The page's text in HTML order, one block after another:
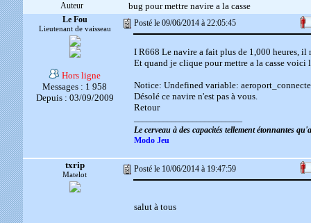
Auteur
bug pour mettre navire a la casse
Le Fou
Lieutenant de vaisseau
Posté le 09/06/2014 à 22:05:45
Hors ligne
Messages : 1 958
Depuis : 03/09/2009
I R668 Le navire a fait plus de 1,000 heures, il
Et quand je clique pour mettre a la casse voici
Notice: Undefined variable:
Désolé ce navire n'est pas à vous.
Retour
Le cerveau à des capacités tellement étonnantes
Modo Jeu
txrip
Matelot
Posté le 10/06/2014 à 19:47:59
salut à tous